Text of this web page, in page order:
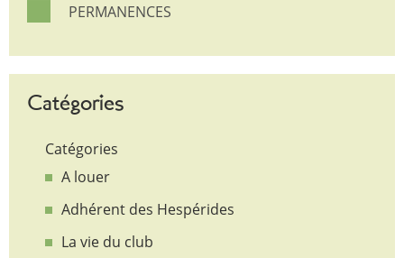
PERMANENCES
Catégories
Catégories
A louer
Adhérent des Hespérides
La vie du club